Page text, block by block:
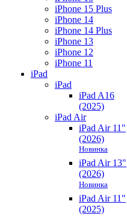
iPhone 15 Plus
iPhone 14
iPhone 14 Plus
iPhone 13
iPhone 12
iPhone 11
iPad
iPad
iPad A16
(2025)
iPad Air
iPad Air 11"
(2026)
Новинка
iPad Air 13"
(2026)
Новинка
iPad Air 11"
(2025)